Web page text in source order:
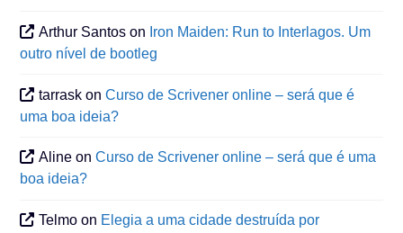
Arthur Santos on Iron Maiden: Run to Interlagos. Um
outro nível de bootleg
tarrask onCurso de Scrivener online – será que é
uma boa ideia?
Aline onCurso de Scrivener online – será que é uma
boa ideia?
Telmo on Elegia a uma cidade destruída por